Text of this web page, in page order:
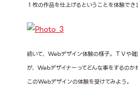
１枚の作品を仕上げるということを体験でき
続いて、Webデザイン体験の様子。ＴＶや
が、Webデザイナーってどんな事をするの
このWebデザインの体験を受けてみよう。